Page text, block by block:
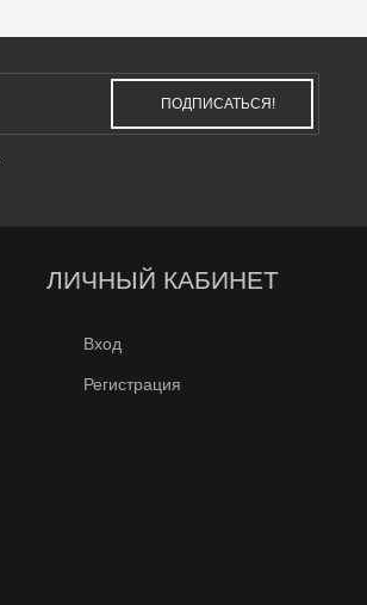
ПОДПИСАТЬСЯ!
ЛИЧНЫЙ КАБИНЕТ
Вход
Регистрация